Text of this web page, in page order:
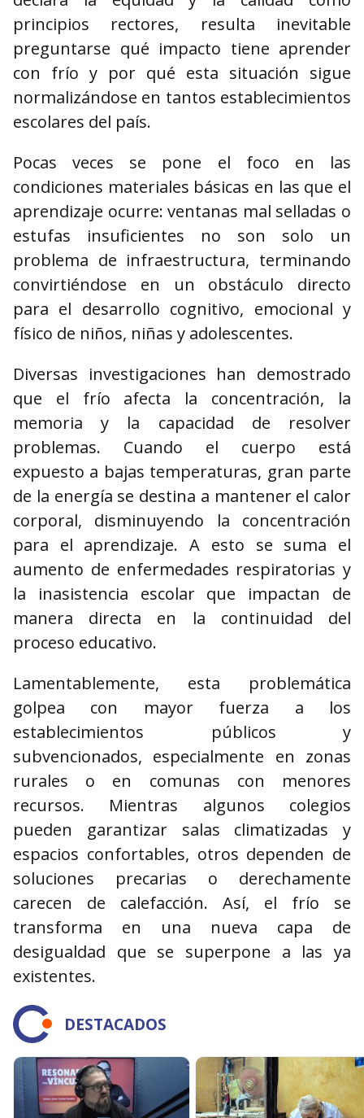
principios rectores, resulta inevitable
preguntarse qué impacto tiene aprender
con frío y por qué esta situación sigue
normalizándose en tantos establecimientos
escolares del país.
Pocas veces se pone el foco en las
condiciones materiales básicas en las que el
aprendizaje ocurre: ventanas mal selladas o
estufas insuficientes no son solo un
problema de infraestructura, terminando
convirtiéndose en un obstáculo directo
para el desarrollo cognitivo, emocional y
físico de niños, niñas y adolescentes.
Diversas investigaciones han demostrado
que el frío afecta la concentración, la
memoria y la capacidad de resolver
problemas. Cuando el cuerpo está
expuesto a bajas temperaturas, gran parte
de la energía se destina a mantener el calor
corporal, disminuyendo la concentración
para el aprendizaje. A esto se suma el
aumento de enfermedades respiratorias y
la inasistencia escolar que impactan de
manera directa en la continuidad del
proceso educativo.
Lamentablemente, esta problemática
golpea con mayor fuerza a los
establecimientos públicos y
subvencionados, especialmente en zonas
rurales o en comunas con menores
recursos. Mientras algunos colegios
pueden garantizar salas climatizadas y
espacios confortables, otros dependen de
soluciones precarias o derechamente
carecen de calefacción. Así, el frío se
transforma en una nueva capa de
desigualdad que se superpone a las ya
existentes.
DESTACADOS